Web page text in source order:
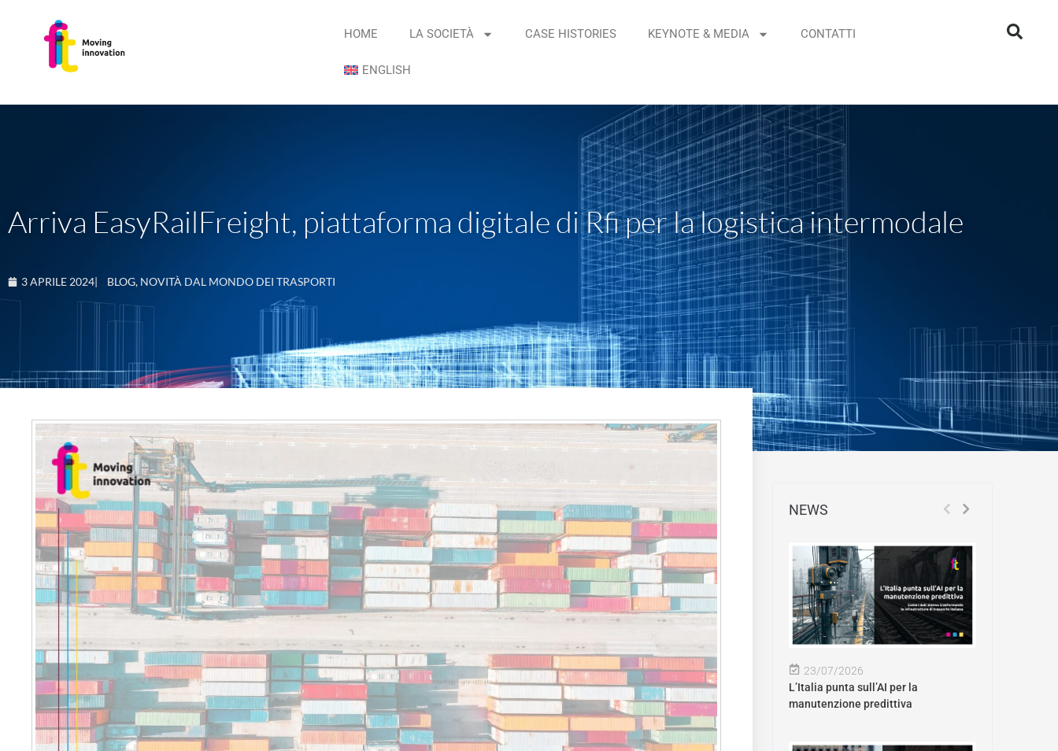
HOME LA SOCIETÀ CASE HISTORIES KEYNOTE & MEDIA CONTATTI
ENGLISH
Arriva EasyRailFreight, piattaforma digitale di Rfi per la logistica intermodale
3 APRILE 2024| BLOG, NOVITÀ DAL MONDO DEI TRASPORTI
NEWS
23/07/2026
L’Italia punta sull’AI per la
manutenzione predittiva